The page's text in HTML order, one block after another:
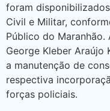
foram
Civil e Militar,
Público do
George Kleber Araújo
a manutenção de
respectiva
forças policiais.